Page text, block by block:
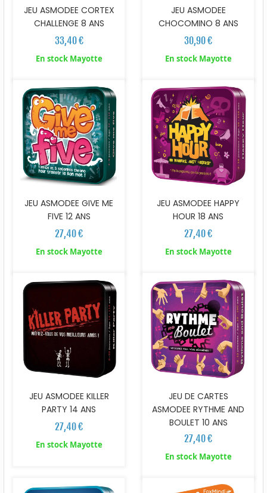
JEU ASMODEE CORTEX
CHALLENGE 8 ANS
33,40 €
En stock Mayotte
JEU ASMODEE
CHOCOMINO 8 ANS
30,90 €
En stock Mayotte
JEU ASMODEE GIVE ME
FIVE 12 ANS
27,40 €
En stock Mayotte
JEU ASMODEE HAPPY
HOUR 18 ANS
27,40 €
En stock Mayotte
JEU ASMODEE KILLER
PARTY 14 ANS
27,40 €
En stock Mayotte
JEU DE CARTES
ASMODEE RYTHME AND
BOULET 10 ANS
27,40 €
En stock Mayotte